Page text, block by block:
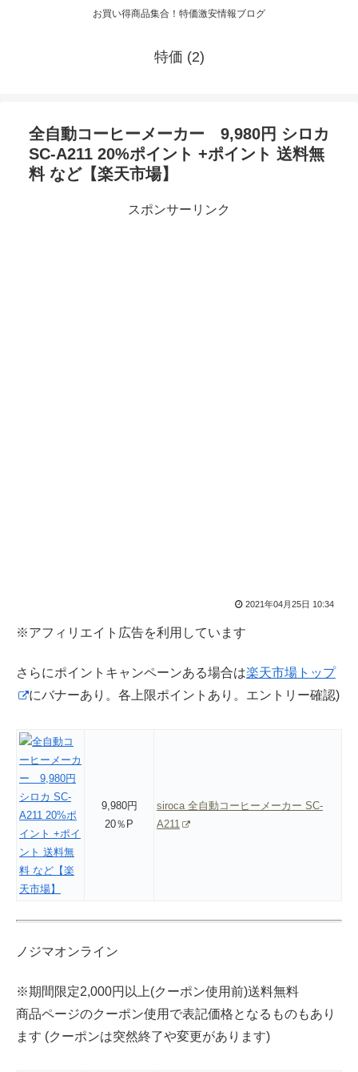
お買い得商品集合！特価激安情報ブログ
特価 (2)
全自動コーヒーメーカー 9,980円 シロカ
SC-A211 20%ポイント +ポイント 送料無
料 など【楽天市場】
スポンサーリンク
2021年04月25日 10:34
※アフィリエイト広告を利用しています
さらにポイントキャンペーンある場合は楽天市場トップ
にバナーあり。各上限ポイントあり。エントリー確認)
9,980円
20％P
siroca 全自動コーヒーメーカー SC-
A211
ノジマオンライン
※期間限定2,000円以上(クーポン使用前)送料無料
商品ページのクーポン使用で表記価格となるものもあり
ます (クーポンは突然終了や変更があります)